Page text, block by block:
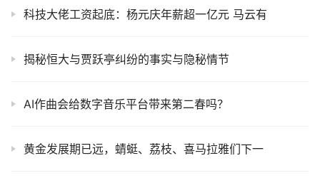
科技大佬工资起底：杨元庆年薪超一亿元 马云有
揭秘恒大与贾跃亭纠纷的事实与隐秘情节
AI作曲会给数字音乐平台带来第二春吗？
黄金发展期已远，蜻蜓、荔枝、喜马拉雅们下一